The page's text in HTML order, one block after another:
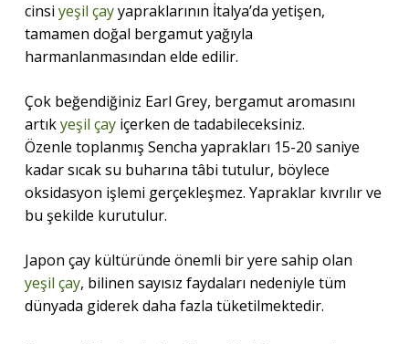
cinsi yeşil çayyapraklarının İtalya’da yetişen,
tamamen doğal bergamut yağıyla
harmanlanmasından elde edilir.
Çok beğendiğiniz Earl Grey, bergamut aromasını
artıkyeşil çayiçerken de tadabileceksiniz.
Özenle toplanmış Sencha yaprakları 15-20 saniye
kadar sıcak su buharına tâbi tutulur, böylece
oksidasyon işlemi gerçekleşmez. Yapraklar kıvrılır ve
bu şekilde kurutulur.
Japon çay kültüründe önemli bir yere sahip olan
yeşil çay, bilinen sayısız faydaları nedeniyle tüm
dünyada giderek daha fazla tüketilmektedir.